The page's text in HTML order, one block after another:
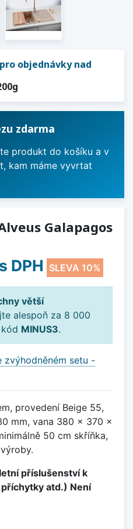
objednávky nad
zdarma
produkt do košíku a v
kam máme vyvrtat
Galapagos
s DPH SLEVA 10%
větší
alespoň za 8 000
MINUS3.
zvýhodněném setu -
provedení Beige 55,
mm, vana 380 x 370 x
50 cm skříňka,
příslušenství k
atd.) Není